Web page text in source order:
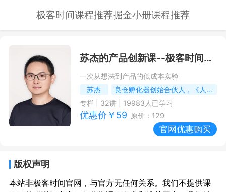
极客时间课程推荐掘金小册课程推荐
苏杰的产品创新课--极客时间课程推荐/优惠
一次从想法到产品的低成本实验
苏杰
良仓孵化器创始合伙人，《人人都是产品经理》系列图书作者
专栏
32讲 | 19983 人已学习
优惠价￥ 59 原价：129
官网优惠购买
版权声明
本站非极客时间官网，与官方无任何关系。我们不提供课